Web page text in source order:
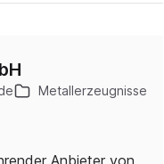
Metallerzeugnisse
Anbieter von